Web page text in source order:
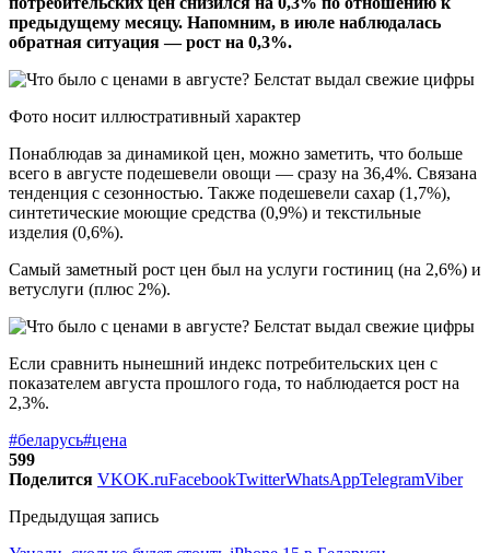
предыдущему месяцу. Напомним, в июле наблюдалась
обратная ситуация — рост на 0,3%.
Фото носит иллюстративный характер
Понаблюдав за динамикой цен, можно заметить, что больше
всего в августе подешевели овощи — сразу на 36,4%. Связана
тенденция с сезонностью. Также подешевели сахар (1,7%),
синтетические моющие средства (0,9%) и текстильные
изделия (0,6%).
Самый заметный рост цен был на услуги гостиниц (на 2,6%) и
ветуслуги (плюс 2%).
Если сравнить нынешний индекс потребительских цен с
показателем августа прошлого года, то наблюдается рост на
2,3%.
#беларусь#цена
599
Поделится VKOK.ruFacebookTwitterWhatsAppTelegramViber
Предыдущая запись